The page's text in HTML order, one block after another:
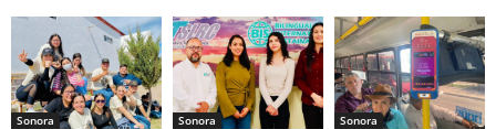
Sonora Sonora Sonora